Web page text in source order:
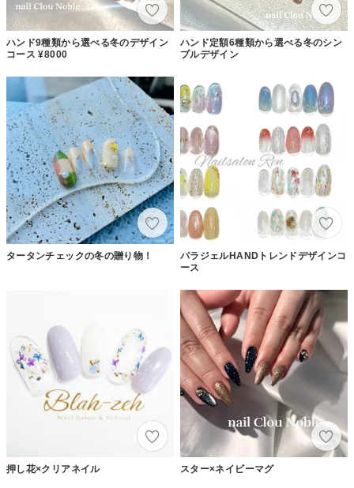
ハンド9種類から選べる冬のデザイン
コース ¥8000
ハンド定額6種類から選べる冬のシン
プルデザイン
タータンチェックの冬の贈り物！
パラジェルHANDトレンドデザインコ
ース
押し花×クリアネイル スター×ネイビーマグ